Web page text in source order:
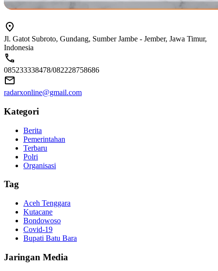
Jl. Gatot Subroto, Gundang, Sumber Jambe - Jember, Jawa Timur,
Indonesia
085233338478/082228758686
radarxonline@gmail.com
Kategori
Berita
Pemerintahan
Terbaru
Polri
Organisasi
Tag
Aceh Tenggara
Kutacane
Bondowoso
Covid-19
Bupati Batu Bara
Jaringan Media